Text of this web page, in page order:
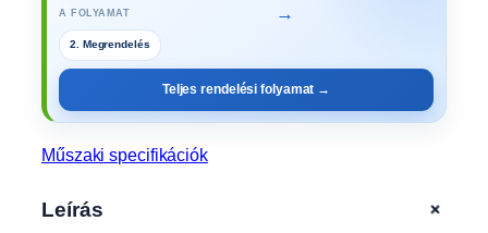
m
a
s
A FOLYAMAT →
3. Gyártás
Teljes rendelési folyamat →
Műszaki specifikációk
Leírás +